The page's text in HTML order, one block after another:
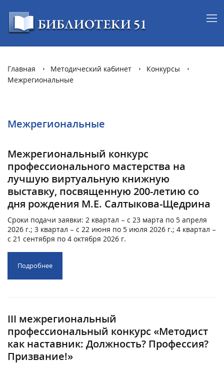
Главная Методический кабинет
Конкурсы
Межрегиональные
Межрегиональные
Межрегиональный конкурс
профессионального мастерства на
лучшую виртуальную книжную
выставку, посвященную 200-летию со
дня рождения М.Е. Салтыкова-Щедрина
Сроки подачи заявки: 2 квартал – с 23 марта по 5 апреля
2026 г.; 3 квартал – с 22 июня по 5 июля 2026 г.; 4 квартал –
с 21 сентября по 4 октября 2026 г.
Подробнее
III межрегиональный
профессиональный конкурс «Методист
как наставник: Должность? Профессия?
Призвание!»